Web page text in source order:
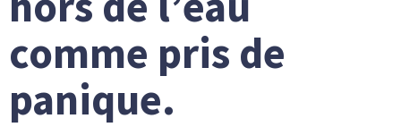
comme pris de
panique.